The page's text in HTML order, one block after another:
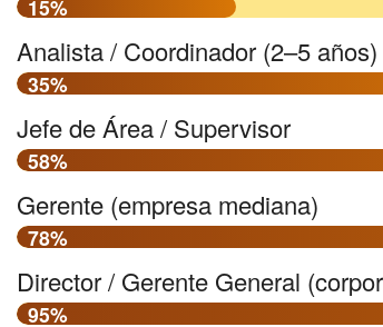
15%
Analista / Coordinador (2–5 años)
35%
Jefe de Área / Supervisor
58%
Gerente (empresa mediana)
78%
Director / Gerente General
95%